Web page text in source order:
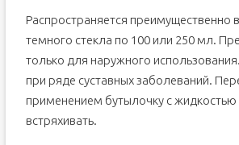
Распространяется преимущественно
темного стекла по 100 или 250 мл.
только для наружного
при ряде суставных заболеваний.
применением бутылочку с
встряхивать.